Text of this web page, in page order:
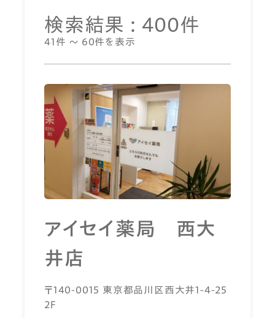
検索結果 : 400件
41件 ～ 60件を表示
アイセイ薬局 西大
井店
〒140-0015 東京都品川区西大井1-4-25
2F